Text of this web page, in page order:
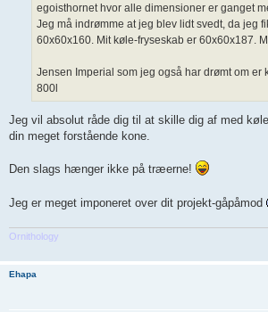
egoisthornet hvor alle dimensioner er ganget
Jeg må indrømme at jeg blev lidt svedt, da jeg
60x60x160. Mit køle-fryseskab er 60x60x187.
Jensen Imperial som jeg også har drømt om er
800l
Jeg vil absolut råde dig til at skille dig af med
din meget forstående kone.
Den slags hænger ikke på træerne!
Jeg er meget imponeret over dit projekt-gåpåmod
Ornithology
Ehapa